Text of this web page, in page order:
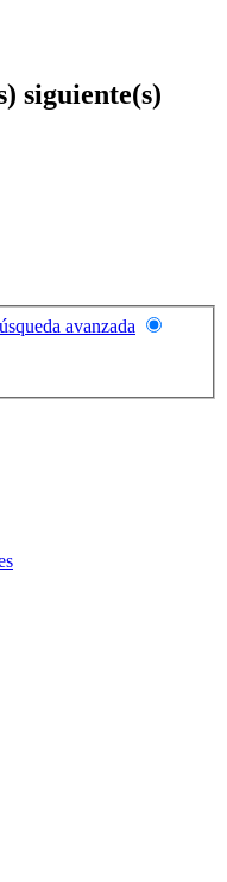
siguiente(s)
avanzada